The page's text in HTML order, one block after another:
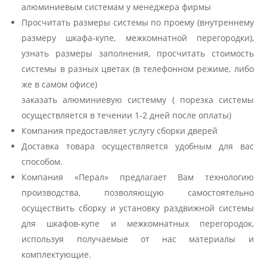
алюминиевым системам у менеджера фирмы
Просчитать размеры системы по проему (внутреннему
размеру шкафа-купе, межкомнатной перегородки),
узнать размеры заполнения, просчитать стоимость
системы в разных цветах (в телефонном режиме, либо
же в самом офисе)
заказать алюминиевую системму ( порезка системы
осуществляется в течении 1-2 дней после оплаты)
Компания предоставляет услугу сборки дверей
Доставка товара осуществляется удобным для вас
способом.
Компания «Перал» предлагает Вам технологию
производства, позволяющую самостоятельно
осуществить сборку и установку раздвижной системы
для шкафов-купе и межкомнатных перегородок,
используя получаемые от нас материалы и
комплектующие.